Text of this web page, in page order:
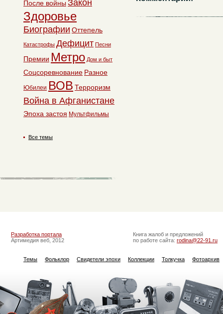
После войны Закон
Здоровье
Биографии Оттепель
Катастрофы Дефицит Песни
Премии Метро Дом и быт
Соцсоревнование Разное
Юбилеи ВОВ Терроризм
Война в Афганистане
Эпоха застоя Мультфильмы
Все темы
Разработка портала
Артимедия веб, 2012
Книга жалоб и предложений
по работе сайта: rodina@22-91.ru
Темы Фольклор Свидетели эпохи Коллекции Толкучка Фотоархив